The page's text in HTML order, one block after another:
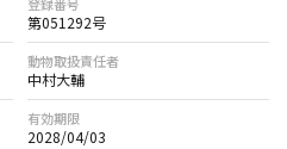
第051292号
動物取扱責任者
中村大輔
有効期限
2028/04/03